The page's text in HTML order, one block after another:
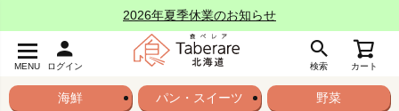
2026年夏季休業のお知らせ
MENU ログイン 検索 カート
海鮮 パン・スイーツ 野菜